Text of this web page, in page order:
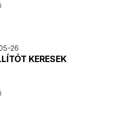
26
KERESEK